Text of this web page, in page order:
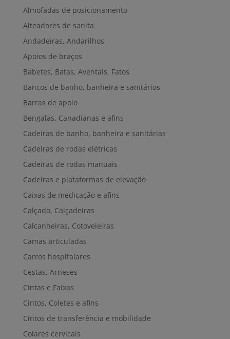
Almofadas de posicionamento
Alteadores de sanita
Andadeiras, Andarilhos
Apoios de braços
Babetes, Batas, Aventais, Fatos
Bancos de banho, banheira e sanitários
Barras de apoio
Bengalas, Canadianas e afins
Cadeiras de banho, banheira e sanitárias
Cadeiras de rodas elétricas
Cadeiras de rodas manuais
Cadeiras e plataformas de elevação
Caixas de medicação e afins
Calçado, Calçadeiras
Calcanheiras, Cotoveleiras
Camas articuladas
Carros hospitalares
Cestas, Arneses
Cintas e Faixas
Cintos, Coletes e afins
Cintos de transferência e mobilidade
Colares cervicais